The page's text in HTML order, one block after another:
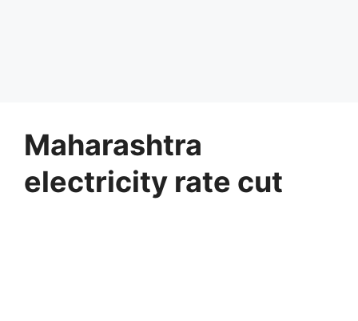
Maharashtra
electricity rate cut